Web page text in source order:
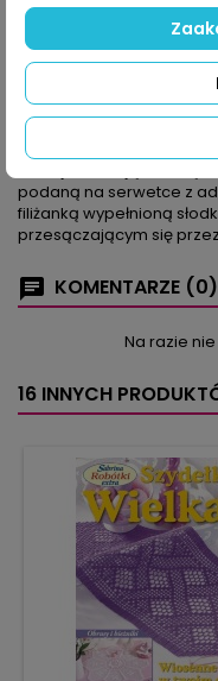
„salaterka” na
patchworkowej
robótce w nietuzinkową
którymi obszywa się
zielono-białe łezkowe
Widoczną w każdym
bieżniki przerabiane
podaną na serwetce z
filiżanką wypełnioną
przesączającym się
KOMENTARZE (0)
Na razie
16 INNYCH